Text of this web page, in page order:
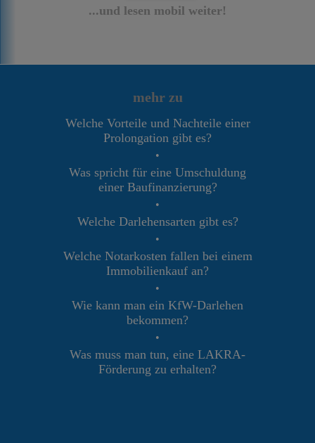
...und lesen mobil weiter!
mehr zu
Welche Vorteile und Nachteile einer
Prolongation gibt es?
•
Was spricht für eine Umschuldung
einer Baufinanzierung?
•
Welche Darlehensarten gibt es?
•
Welche Notarkosten fallen bei einem
Immobilienkauf an?
•
Wie kann man ein KfW-Darlehen
bekommen?
•
Was muss man tun, eine LAKRA-
Förderung zu erhalten?